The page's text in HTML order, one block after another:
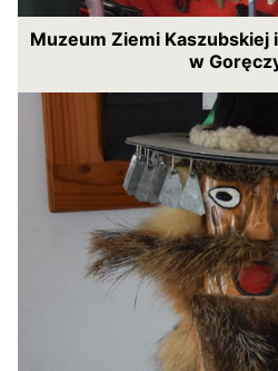
Muzeum Ziemi
w